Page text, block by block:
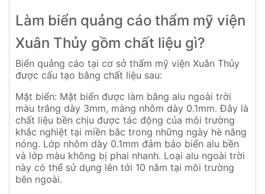
Làm biển quảng cáo thẩm mỹ viện
Xuân Thủy gồm chất liệu gì?
Biển quảng cáo tại cơ sở thẩm mỹ viện Xuân Thủy
được cấu tạo bằng chất liệu sau:
Mặt biển: Mặt biển được làm bằng alu ngoài trời
màu trắng dày 3mm, màng nhôm dày 0.1mm. Đây là
chất liệu bền chịu được tác động của môi trường
khắc nghiệt tại miền bắc trong những ngày hè nắng
nóng. Lớp nhôm dày 0.1mm đảm bảo biển alu bền
và lớp màu không bị phai nhanh. Loại alu ngoài trời
này có thể sử dụng lên tới 10 năm tại môi trường
bên ngoài.